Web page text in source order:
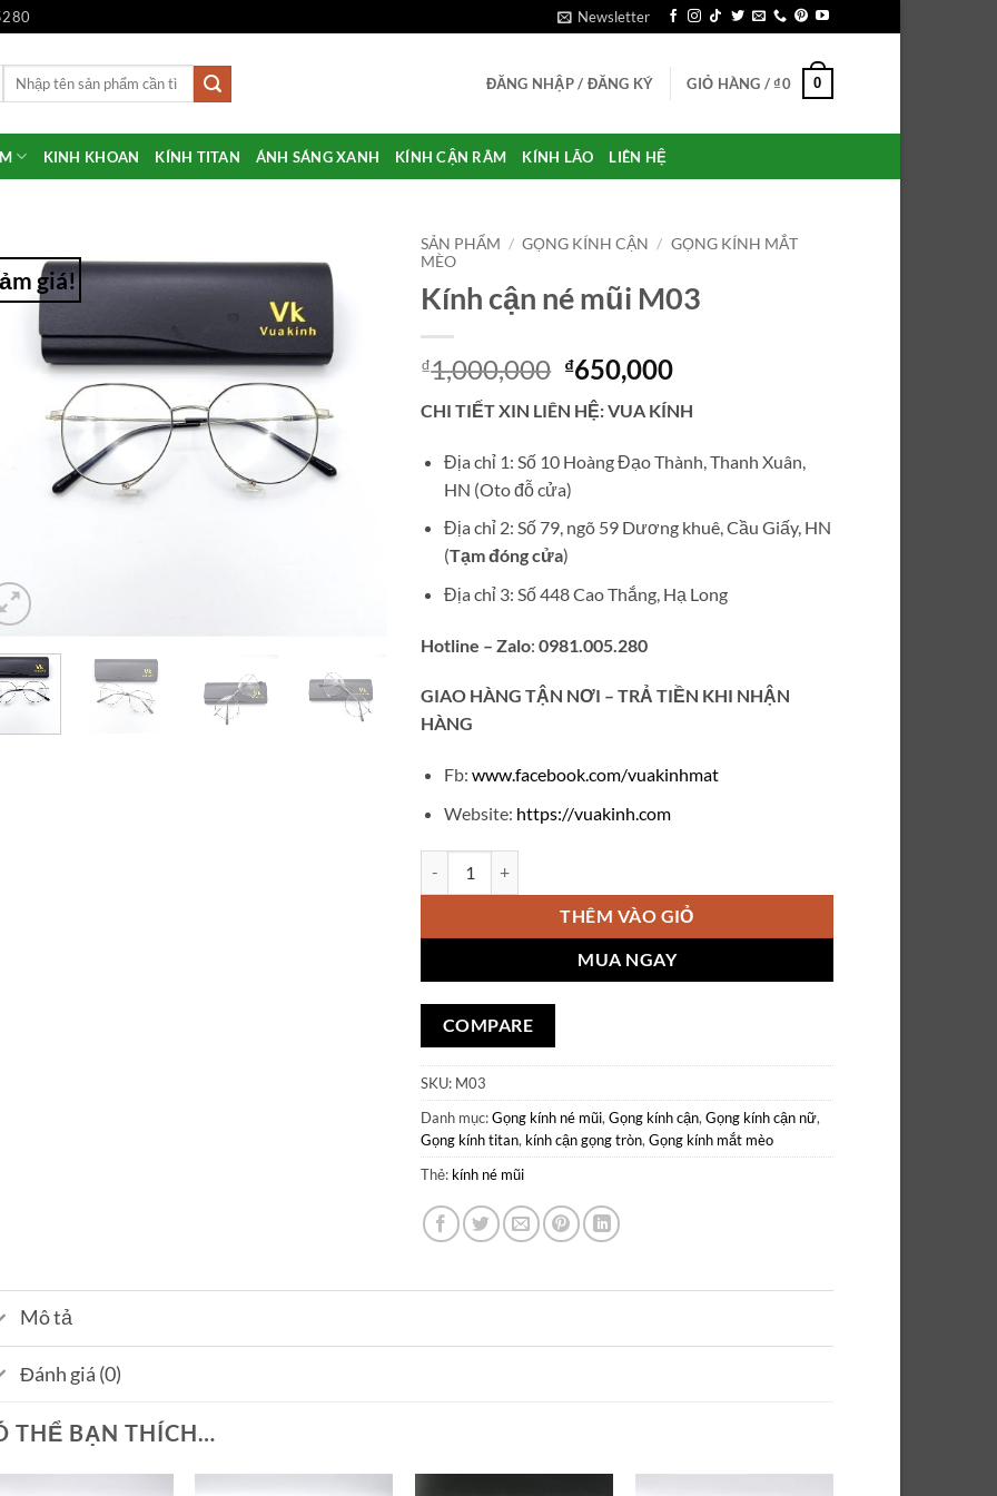
Newsletter
Tìm
ĐĂNG NHẬP / ĐĂNG KÝ GIỎ HÀNG /₫0 0
KINH KHOAN KÍNH TITAN ÁNH SÁNG XANH KÍNH CẬN RÂM KÍNH LÃO LIÊN HỆ
giá!
Add to
SẢN PHẨM / GỌNG KÍNH CẬN / GỌNG KÍNH MẮT
MÈO
Kính cận né mũi M03
₫1,000,000 Giá
gốc
là:
₫1,000,000.
₫650,000Giá
tại
₫650,000.
CHI TIẾT XIN LIÊN HỆ: VUA KÍNH
Địa chỉ 1: Số 10 Hoàng Đạo Thành, Thanh Xuân,
HN (Oto đỗ cửa)
Địa chỉ 2: Số 79, ngõ 59 Dương khuê, Cầu Giấy, HN
(Tạm đóng cửa)
Địa chỉ 3: Số 448 Cao Thắng, Hạ Long
Hotline – Zalo:0981.005.280
GIAO HÀNG TẬN NƠI – TRẢ TIỀN KHI NHẬN
HÀNG
Fb:www.facebook.com/vuakinhmat
Website: https://vuakinh.com
THÊM VÀO GIỎ
MUA NGAY
COMPARE
SKU: M03
Danh mục:Gọng kính né mũi,Gọng kính cận,Gọng kính cận nữ,
Gọng kính titan, kính cận gọng tròn,Gọng kính mắt mèo
Thẻ: kính né mũi
Mô tả
Đánh giá (0)
THỂ BẠN THÍCH…